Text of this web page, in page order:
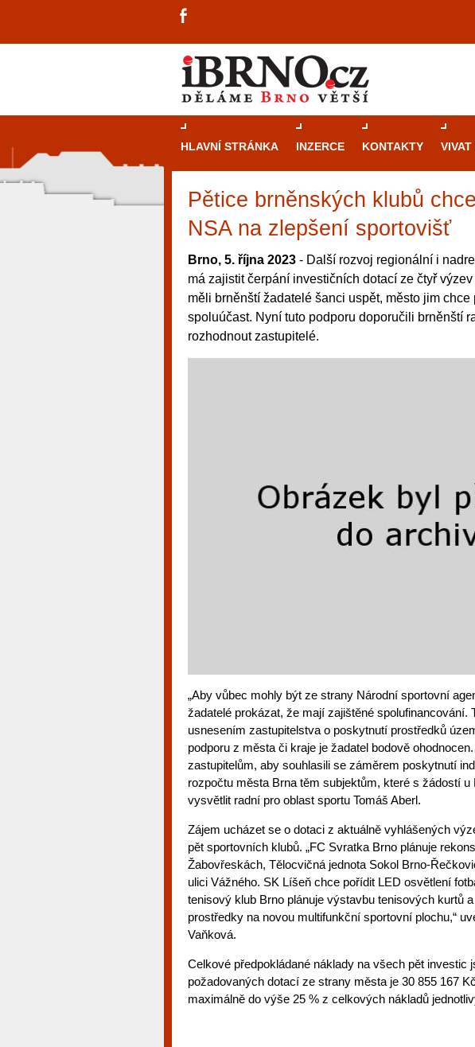
HLAVNÍ STRÁNKA INZERCE KONTAKTY VIVAT
Pětice brněnských klubů
NSA na zlepšení sportovišť
Brno, 5. října 2023 - Další rozvoj regionální i
má zajistit čerpání investičních dotací ze čtyř
měli brněnští žadatelé šanci uspět, město jim
spoluúčast. Nyní tuto podporu doporučili brněnští
rozhodnout zastupitelé.
„Aby vůbec mohly být ze strany Národní sportovní
žadatelé prokázat, že mají zajištěné spolufinancování.
usnesením zastupitelstva o poskytnutí prostředků
podporu z města či kraje je žadatel bodově
zastupitelům, aby souhlasili se záměrem poskytnutí
rozpočtu města Brna těm subjektům, které s žádostí
vysvětlit radní pro oblast sportu Tomáš Aberl.
Zájem ucházet se o dotaci z aktuálně vyhlášených
pět sportovních klubů. „FC Svratka Brno plánuje
Žabovřeskách, Tělocvičná jednota Sokol Brno-
ulici Vážného. SK Líšeň chce pořídit LED osvětlení
tenisový klub Brno plánuje výstavbu tenisových kurtů
prostředky na novou multifunkční sportovní plochu,“
Vaňková.
Celkové předpokládané náklady na všech pět investic
požadovaných dotací ze strany města je 30 855 167
maximálně do výše 25 % z celkových nákladů
Průvodce
rulety po
Brno je městem
restaurace,
místem, kde si
různé
metropoli